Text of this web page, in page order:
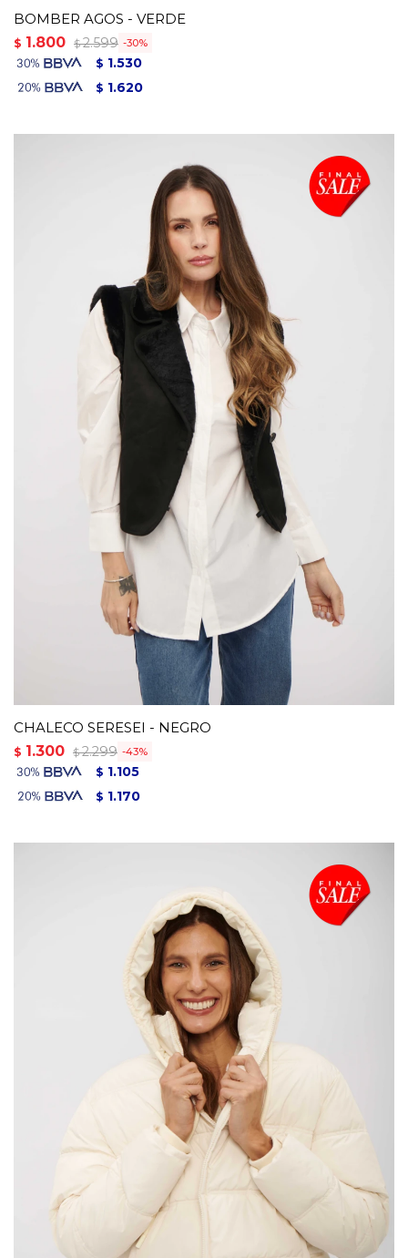
BOMBER AGOS - VERDE
$ 1.800 $ 2.599 30
$ 1.530
$ 1.620
CHALECO SERESEI - NEGRO
$ 1.300 $ 2.299 43
$ 1.105
$ 1.170